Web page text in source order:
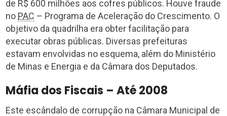
de R$ 600 milhões aos cofres públicos. Houve fraude
no PAC – Programa de Aceleração do Crescimento. O
objetivo da quadrilha era obter facilitação para
executar obras públicas. Diversas prefeituras
estavam envolvidas no esquema, além do Ministério
de Minas e Energia e da Câmara dos Deputados.
Máfia dos Fiscais – Até 2008
Este escândalo de corrupção na Câmara Municipal de